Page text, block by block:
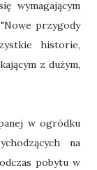
wymagającym
przygody
historie,
z dużym,
w ogródku
na
pobytu w